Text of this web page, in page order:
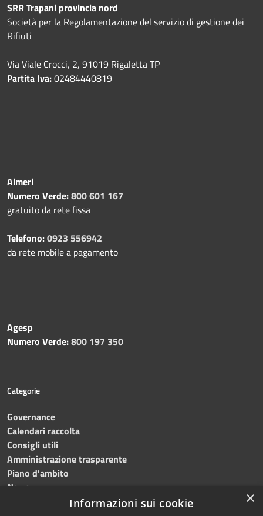
SRR Trapani provincia nord
Società per la Regolamentazione del servizio di gestione dei
Rifiuti
Via Viale Crocci, 2, 91019 Rigaletta TP
Partita Iva:02484440819
Aimeri
Numero Verde:800 601 167
gratuito da rete fissa
Telefono:0923 556942
da rete mobile a pagamento
Agesp
Numero Verde:800 197 350
Categorie
Governance
Calendari raccolta
Consigli utili
Amministrazione trasparente
Piano d'ambito
News
×
Informazioni sui cookie